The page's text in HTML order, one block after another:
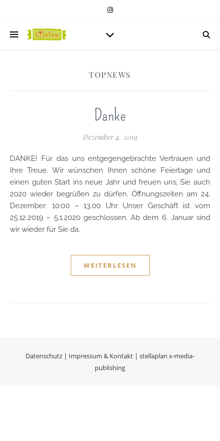
TOPNEWS
Danke
Dezember 4, 2019
DANKE! Für das uns entgegengebrachte Vertrauen und
Ihre Treue. Wir wünschen Ihnen schöne Feiertage und
einen guten Start ins neue Jahr und freuen uns, Sie auch
2020 wieder begrüßen zu dürfen. Öffnungszeiten am 24.
Dezember: 10:00 – 13.00 Uhr Unser Geschäft ist vom
25.12.2019 – 5.1.2020 geschlossen. Ab dem 6. Januar sind
wir wieder für Sie da.
WEITERLESEN
Datenschutz | Impressum & Kontakt | stellaplan x-media-
publishing